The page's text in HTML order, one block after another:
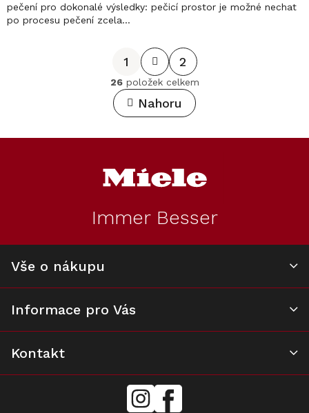
pečení pro dokonalé výsledky: pečicí prostor je možné nechat
po procesu pečení zcela…
O
v
l
d
í
p
v
y
p
S
t
r
á
v
n
1 2
26položek celkem
Nahoru
Immer Besser
Vše o nákupu
Informace pro Vás
Kontakt
mielecentervlasek
Miele
Center